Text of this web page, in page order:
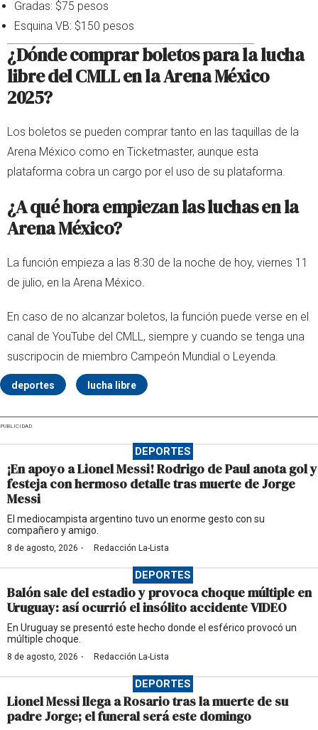
Gradas: $75 pesos
Esquina VB: $150 pesos
¿Dónde comprar boletos para la lucha
libre del CMLL en la Arena México
2025?
Los boletos se pueden comprar tanto en las taquillas de la
Arena México como en Ticketmaster, aunque esta
plataforma cobra un cargo por el uso de su plataforma.
¿A qué hora empiezan las luchas en la
Arena México?
La función empieza a las 8:30 de la noche de hoy, viernes 11
de julio, en la Arena México.
En caso de no alcanzar boletos, la función puede verse en el
canal de YouTube del CMLL, siempre y cuando se tenga una
suscripocin de miembro Campeón Mundial o Leyenda.
deportes lucha libre
PUBLICIDAD
DEPORTES
¡En apoyo a Lionel Messi! Rodrigo de Paul anota gol y
festeja con hermoso detalle tras muerte de Jorge
Messi
El mediocampista argentino tuvo un enorme gesto con su
compañero y amigo.
8 de agosto, 2026 · Redacción La-Lista
DEPORTES
Balón sale del estadio y provoca choque múltiple en
Uruguay: así ocurrió el insólito accidente VIDEO
En Uruguay se presentó este hecho donde el esférico provocó un
múltiple choque.
8 de agosto, 2026 · Redacción La-Lista
DEPORTES
Lionel Messi llega a Rosario tras la muerte de su
padre Jorge; el funeral será este domingo